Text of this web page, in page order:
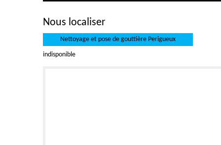
Nous localiser
Nettoyage et pose de gouttière Perigueux
indisponible